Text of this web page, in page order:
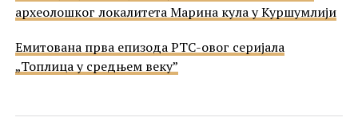
археолошког локалитета Марина кула у Куршумлији
Емитована прва епизода РТС-овог серијала
„Топлица у средњем веку”